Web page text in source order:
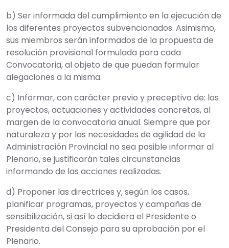
b) Ser informada del cumplimiento en la ejecución de
los diferentes proyectos subvencionados. Asimismo,
sus miembros serán informados de la propuesta de
resolución provisional formulada para cada
Convocatoria, al objeto de que puedan formular
alegaciones a la misma.
c) Informar, con carácter previo y preceptivo de: los
proyectos, actuaciones y actividades concretas, al
margen de la convocatoria anual. Siempre que por
naturaleza y por las necesidades de agilidad de la
Administración Provincial no sea posible informar al
Plenario, se justificarán tales circunstancias
informando de las acciones realizadas.
d) Proponer las directrices y, según los casos,
planificar programas, proyectos y campañas de
sensibilización, si así lo decidiera el Presidente o
Presidenta del Consejo para su aprobación por el
Plenario.